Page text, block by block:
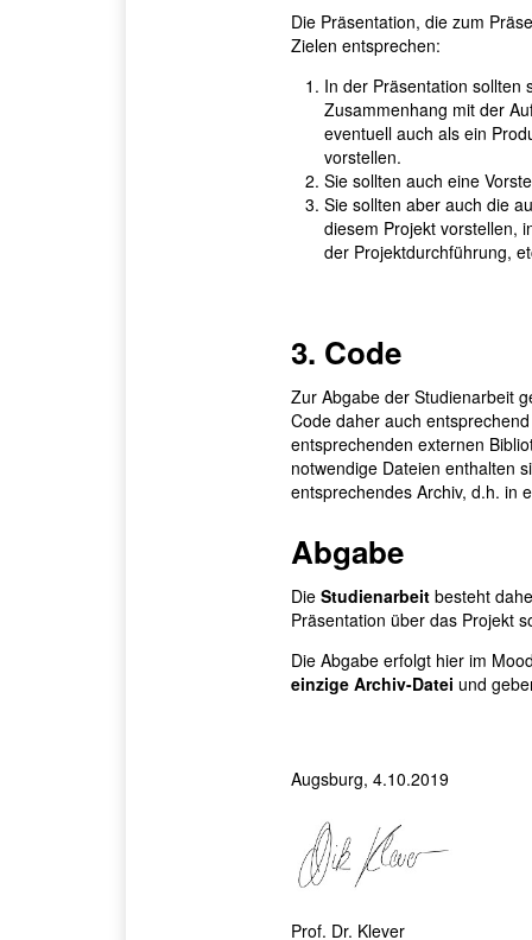
Die Präsentation, die zum
Zielen entsprechen:
In der Präsentation sollten
Zusammenhang mit der
eventuell auch als ein
vorstellen.
Sie sollten auch eine
Sie sollten aber auch die
diesem Projekt vorstellen,
der Projektdurchführung,
3. Code
Zur Abgabe der Studienarbeit
Code daher auch
entsprechenden externen
notwendige Dateien enthalten
entsprechendes Archiv, d.h. in
Abgabe
Die Studienarbeitbesteht
Präsentation über das Projekt
Die Abgabe erfolgt hier im
einzige Archiv-Datei und
Augsburg, 4.10.2019
Prof. Dr. Klever